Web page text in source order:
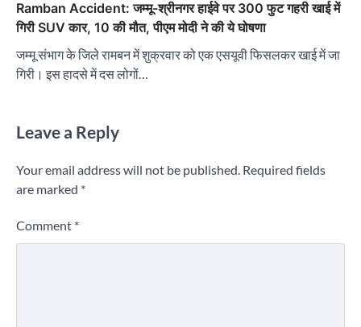
Ramban Accident: जम्मू-श्रीनगर हाईवे पर 300 फुट गहरी खाई में
गिरी SUV कार, 10 की मौत, पीएम मोदी ने की ये घोषणा
जम्मू संभाग के जिले रामबन में शुक्रवार को एक एसयूवी फिसलकर खाई में जा
गिरी। इस हादसे में दस लोगों…
Leave a Reply
Your email address will not be published. Required fields
are marked *
Comment *